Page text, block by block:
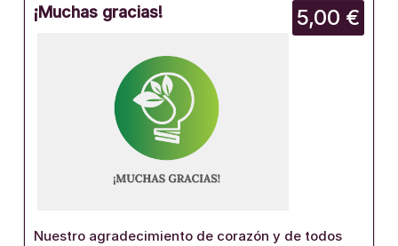
5,00 €
¡Muchas gracias!
Nuestro agradecimiento de corazón y de todos